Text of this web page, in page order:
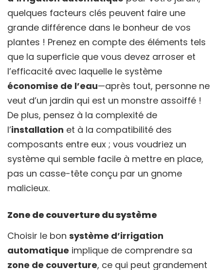
quelques facteurs clés peuvent faire une
grande différence dans le bonheur de vos
plantes ! Prenez en compte des éléments tels
que la superficie que vous devez arroser et
l’efficacité avec laquelle le système
économise de l’eau—après tout, personne ne
veut d’un jardin qui est un monstre assoiffé !
De plus, pensez à la complexité de
l’installation et à la compatibilité des
composants entre eux ; vous voudriez un
système qui semble facile à mettre en place,
pas un casse-tête conçu par un gnome
malicieux.
Zone de couverture du système
Choisir le bon système d’irrigation
automatique implique de comprendre sa
zone de couverture, ce qui peut grandement